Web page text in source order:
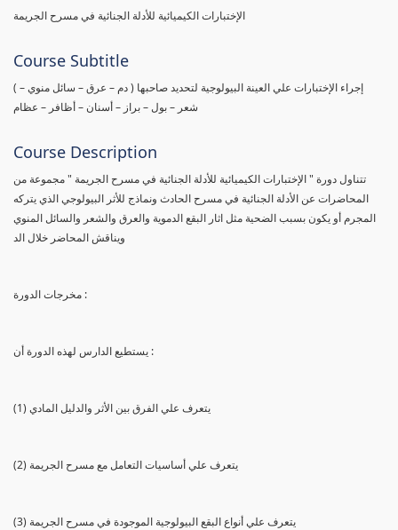
الإختبارات الكيميائية للأدلة الجنائية في مسرح الجريمة
Course Subtitle
( إجراء الإختبارات علي العينة البيولوجية لتحديد صاحبها ( دم – عرق – سائل منوي –
شعر – بول – براز – أسنان – أظافر – عظام
Course Description
تتناول دورة " الإختبارات الكيميائية للأدلة الجنائية في مسرح الجريمة " مجموعة من
المحاضرات عن الأدلة الجنائية في مسرح الحادث ونماذج للأثر البيولوجي الذي يتركه
المجرم أو يكون بسبب الضحية مثل اثار البقع الدموية والعرق والشعر والسائل المنوي
ويناقش المحاضر خلال الد
مخرجات الدورة :
يستطيع الدارس لهذه الدورة أن :
(1) يتعرف علي الفرق بين الأثر والدليل المادي
(2) يتعرف علي أساسيات التعامل مع مسرح الجريمة
(3) يتعرف علي أنواع البقع البيولوجية الموجودة في مسرح الجريمة